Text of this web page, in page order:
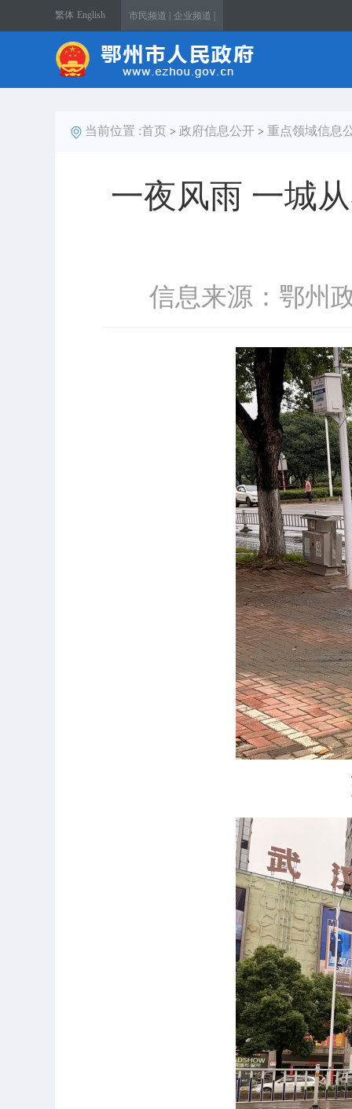
繁体 English 市民频道 | 企业频道 |
当前位置 :首页 > 政府信息公开 > 重点领域信息
一夜风雨 一城
信息来源：鄂州